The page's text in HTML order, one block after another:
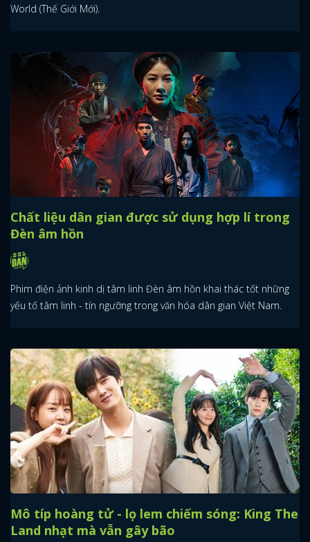
World (Thế Giới Mới).
Chất liệu dân gian được sử dụng hợp lí trong
Đèn âm hồn
Phim điện ảnh kinh dị tâm linh Đèn âm hồn khai thác tốt những
yếu tố tâm linh - tín ngưỡng trong văn hóa dân gian Việt Nam.
Mô típ hoàng tử - lọ lem chiếm sóng: King The
Land nhạt mà vẫn gây bão